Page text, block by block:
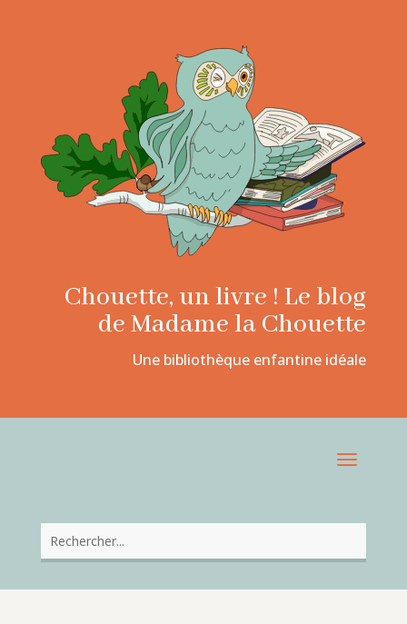
Chouette, un livre ! Le blog
de Madame la Chouette
Une bibliothèque enfantine idéale